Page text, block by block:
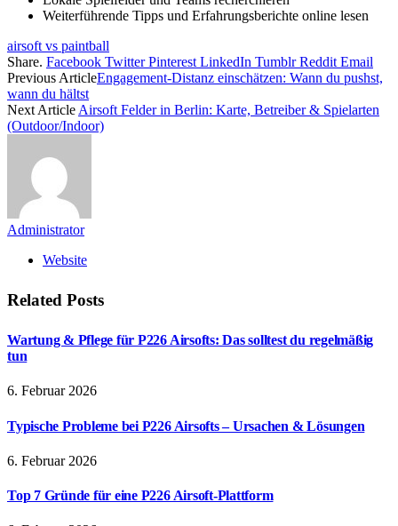
Weiterführende Tipps und Erfahrungsberichte online lesen
airsoft vs paintball
Share. Facebook Twitter Pinterest LinkedIn Tumblr Reddit Email
Previous ArticleEngagement-Distanz einschätzen: Wann du pushst,
wann du hältst
Next Article Airsoft Felder in Berlin: Karte, Betreiber & Spielarten
(Outdoor/Indoor)
Administrator
Website
Related Posts
Wartung & Pflege für P226 Airsofts: Das solltest du regelmäßig
tun
6. Februar 2026
Typische Probleme bei P226 Airsofts – Ursachen & Lösungen
6. Februar 2026
Top 7 Gründe für eine P226 Airsoft-Plattform